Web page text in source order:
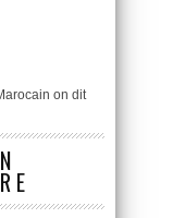
on dit